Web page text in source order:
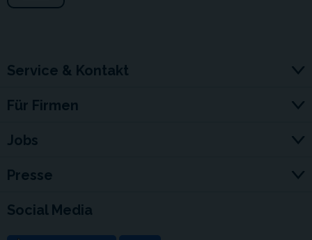
Service & Kontakt
Für Firmen
Jobs
Presse
Social Media